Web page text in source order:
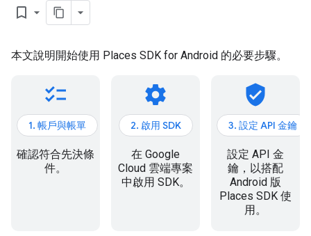
bookmark_border
本文說明開始使用 Places SDK for Android 的必要步驟。
checklist
1. 帳戶與帳單
確認符合先決條
件。
settings
2. 啟用 SDK
在 Google
Cloud 雲端專案
中啟用 SDK。
verified_user
3. 設定 API 金鑰
設定 API 金
鑰，以搭配
Android 版
Places SDK 使
用。